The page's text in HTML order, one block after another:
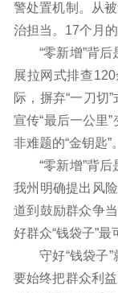
警处置机制。从
治担当。17个月
“零新增”背
展拉网式排查
际，摒弃“一刀切
宣传“最后一公里
非难题的“金钥匙”。
“零新增”背
我州明确提出风
道到鼓励群众争
好群众“钱袋子”最
守好“钱袋子
要始终把群众利